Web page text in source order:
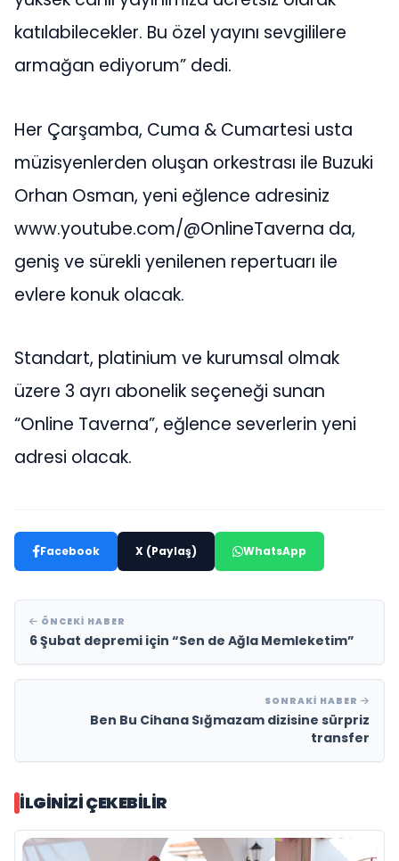
katılabilecekler. Bu özel yayını sevgililere
armağan ediyorum” dedi.
Her Çarşamba, Cuma & Cumartesi usta
müzisyenlerden oluşan orkestrası ile Buzuki
Orhan Osman, yeni eğlence adresiniz
www.youtube.com/@OnlineTaverna da,
geniş ve sürekli yenilenen repertuarı ile
evlere konuk olacak.
Standart, platinium ve kurumsal olmak
üzere 3 ayrı abonelik seçeneği sunan
“Online Taverna”, eğlence severlerin yeni
adresi olacak.
Facebook X (Paylaş) WhatsApp
ÖNCEKI HABER
6 Şubat depremi için “Sen de Ağla Memleketim”
SONRAKI HABER
Ben Bu Cihana Sığmazam dizisine sürpriz
transfer
İLGINIZI ÇEKEBILIR